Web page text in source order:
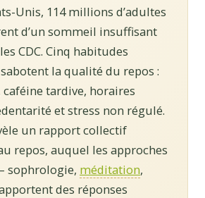
Unis, 114 millions d’adultes
d’un sommeil insuffisant
CDC. Cinq habitudes
la qualité du repos :
caféine tardive, horaires
et stress non régulé.
un rapport collectif
repos, auquel les approches
sophrologie, méditation,
des réponses